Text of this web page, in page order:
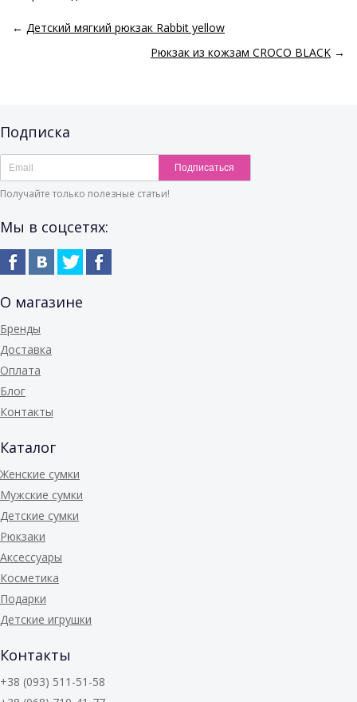
← Детский мягкий рюкзак Rabbit yellow
Рюкзак из кожзам CROCO BLACK →
Подписка
Подписаться
Получайте только полезные статьи!
Мы в соцсетях:
О магазине
Бренды
Доставка
Оплата
Блог
Контакты
Каталог
Женские сумки
Мужские сумки
Детские сумки
Рюкзаки
Аксессуары
Косметика
Подарки
Детские игрушки
Контакты
+38 (093) 511-51-58